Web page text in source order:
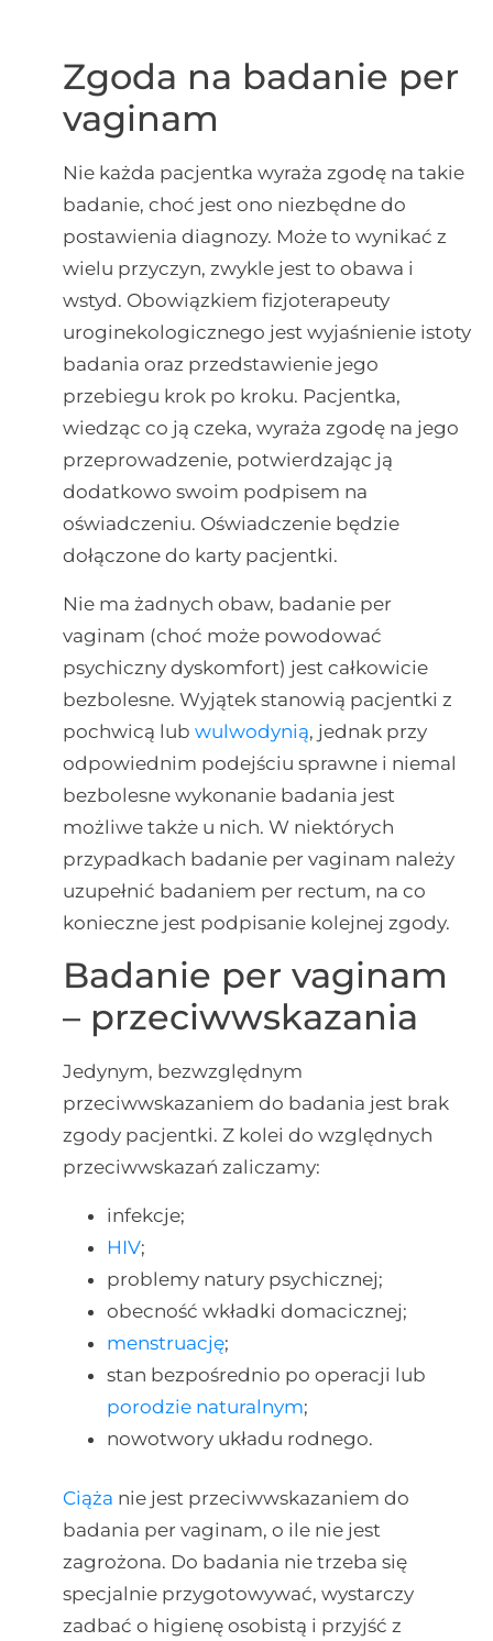
Zgoda na badanie per
vaginam
Nie każda pacjentka wyraża zgodę na takie
badanie, choć jest ono niezbędne do
postawienia diagnozy. Może to wynikać z
wielu przyczyn, zwykle jest to obawa i
wstyd. Obowiązkiem fizjoterapeuty
uroginekologicznego jest wyjaśnienie istoty
badania oraz przedstawienie jego
przebiegu krok po kroku. Pacjentka,
wiedząc co ją czeka, wyraża zgodę na jego
przeprowadzenie, potwierdzając ją
dodatkowo swoim podpisem na
oświadczeniu. Oświadczenie będzie
dołączone do karty pacjentki.
Nie ma żadnych obaw, badanie per
vaginam (choć może powodować
psychiczny dyskomfort) jest całkowicie
bezbolesne. Wyjątek stanowią pacjentki z
pochwicą lub wulwodynią, jednak przy
odpowiednim podejściu sprawne i niemal
bezbolesne wykonanie badania jest
możliwe także u nich. W niektórych
przypadkach badanie per vaginam należy
uzupełnić badaniem per rectum, na co
konieczne jest podpisanie kolejnej zgody.
Badanie per vaginam
– przeciwwskazania
Jedynym, bezwzględnym
przeciwwskazaniem do badania jest brak
zgody pacjentki. Z kolei do względnych
przeciwwskazań zaliczamy:
infekcje;
HIV;
problemy natury psychicznej;
obecność wkładki domacicznej;
menstruację;
stan bezpośrednio po operacji lub
porodzie naturalnym;
nowotwory układu rodnego.
Ciąża nie jest przeciwwskazaniem do
badania per vaginam, o ile nie jest
zagrożona. Do badania nie trzeba się
specjalnie przygotowywać, wystarczy
zadbać o higienę osobistą i przyjść z